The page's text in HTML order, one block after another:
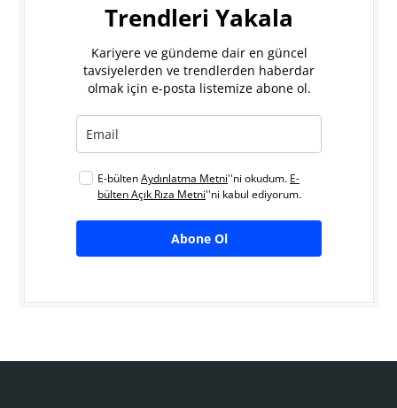
Trendleri Yakala
Kariyere ve gündeme dair en güncel
tavsiyelerden ve trendlerden haberdar
olmak için e-posta listemize abone ol.
E-bültenAydınlatma Metni''ni okudum. E-
bülten Açık Rıza Metni''ni kabul ediyorum.
Abone Ol